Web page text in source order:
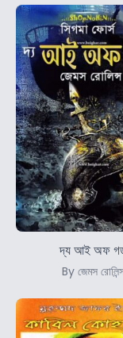
দ্য আই অফ
By জেমস